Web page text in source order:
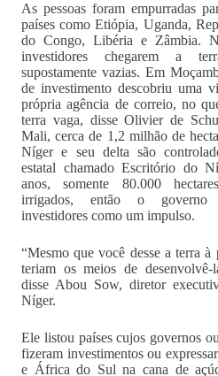
As pessoas foram empurradas
países como Etiópia, Uganda,
do Congo, Libéria e Zâmbia.
investidores chegarem a
supostamente vazias. Em
de investimento descobriu uma
própria agência de correio, no
terra vaga, disse Olivier de
Mali, cerca de 1,2 milhão de
Níger e seu delta são
estatal chamado Escritório do
anos, somente 80.000
irrigados, então o governo
investidores como um impulso.
“Mesmo que você desse a terra à
teriam os meios de
disse Abou Sow, diretor
Níger.
Ele listou países cujos governos
fizeram investimentos ou
e África do Sul na cana de